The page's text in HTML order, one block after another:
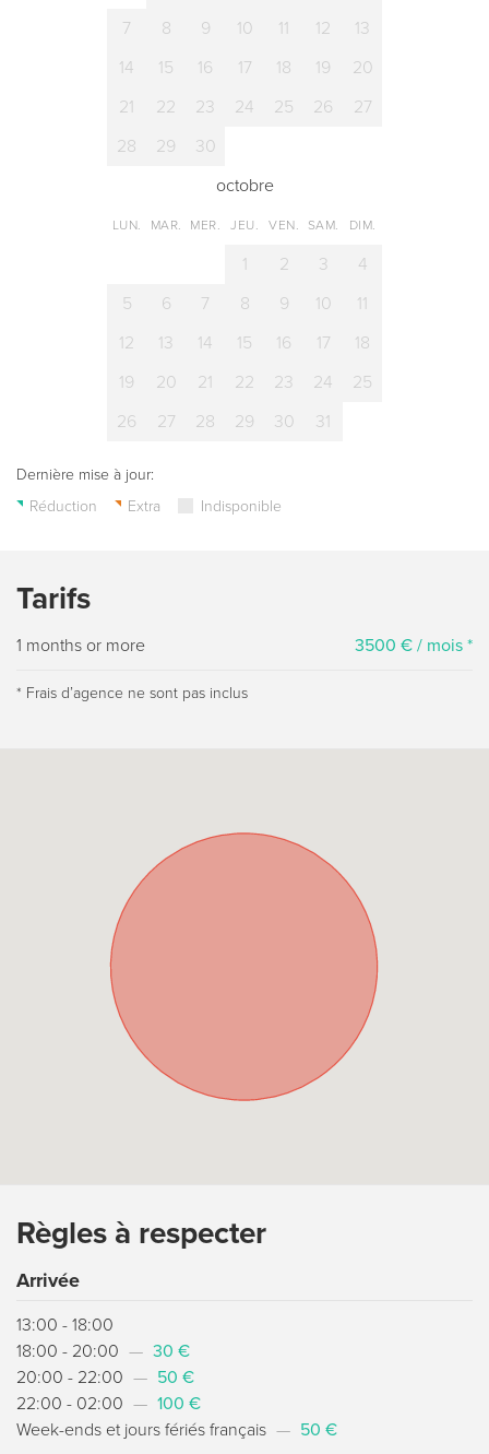
7
8 9 10 11 12
13
14
15 16 17 18 19
20
21
22 23 24 25 26
27
28
29
30
octobre
LUN. MAR. MER. JEU. VEN. SAM. DIM.
1 2 3
4
5
6 7 8 9 10
11
12
13 14 15 16 17
18
19
20 21 22 23 24
25
26
27 28 29 30 31
Dernière mise à jour:
Réduction
Extra Indisponible
Tarifs
1 months or more 3500 € / mois *
* Frais dʼagence ne sont pas inclus
Règles à respecter
Arrivée
13:00 - 18:00
18:00 - 20:00 — 30 €
20:00 - 22:00 — 50 €
22:00 - 02:00 — 100 €
Week-ends et jours fériés français — 50 €